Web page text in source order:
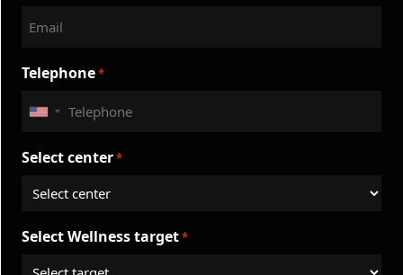
Telephone*
United
+1
Select center*
Select Wellness target*